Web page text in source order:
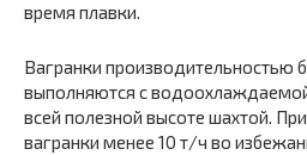
время плавки.
Вагранки производительностью
выполняются с
всей полезной высоте шахтой.
вагранки менее 10 т/ч во